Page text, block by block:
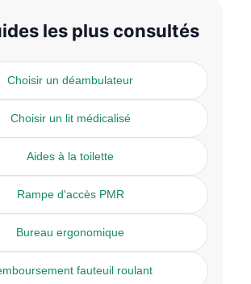
les plus consultés
Choisir un déambulateur
Choisir un lit médicalisé
Aides à la toilette
Rampe d'accès PMR
Bureau ergonomique
fauteuil roulant